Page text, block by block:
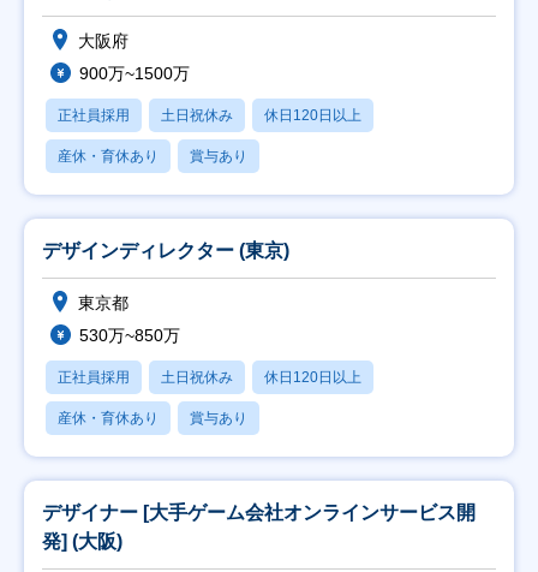
大阪府
900万~1500万
正社員採用 土日祝休み 休日120日以上
産休・育休あり 賞与あり
デザインディレクター (東京)
東京都
530万~850万
正社員採用 土日祝休み 休日120日以上
産休・育休あり 賞与あり
デザイナー [大手ゲーム会社オンラインサービス開
発] (大阪)